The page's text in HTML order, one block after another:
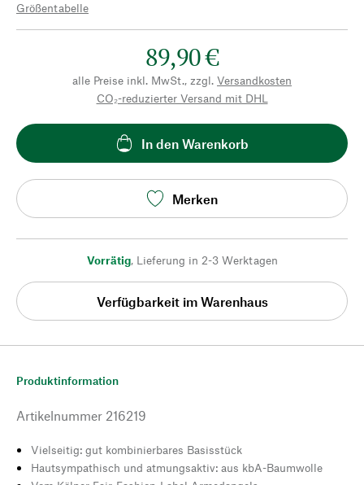
Größentabelle
89,90 €
alle Preise inkl. MwSt., zzgl. Versandkosten
CO₂-reduzierter Versand mit DHL
In den Warenkorb
Merken
Vorrätig, Lieferung in 2-3 Werktagen
Verfügbarkeit im Warenhaus
Produktinformation
Artikelnummer 216219
Vielseitig: gut kombinierbares Basisstück
Hautsympathisch und atmungsaktiv: aus kbA-Baumwolle